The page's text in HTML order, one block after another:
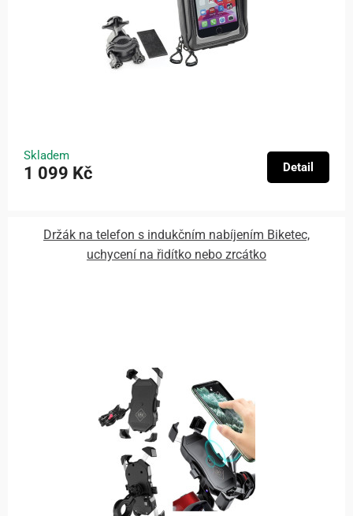
Skladem
1 099 Kč Detail
Držák na telefon s indukčním nabíjením Biketec,
uchycení na řidítko nebo zrcátko